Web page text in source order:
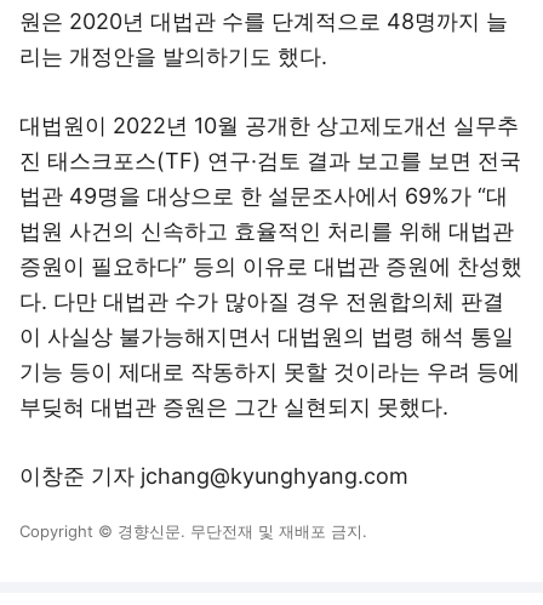
원은 2020년 대법관 수를 단계적으로 48명까지 늘
리는 개정안을 발의하기도 했다.
대법원이 2022년 10월 공개한 상고제도개선 실무추
진 태스크포스(TF) 연구·검토 결과 보고를 보면 전국
법관 49명을 대상으로 한 설문조사에서 69%가 “대
법원 사건의 신속하고 효율적인 처리를 위해 대법관
증원이 필요하다” 등의 이유로 대법관 증원에 찬성했
다. 다만 대법관 수가 많아질 경우 전원합의체 판결
이 사실상 불가능해지면서 대법원의 법령 해석 통일
기능 등이 제대로 작동하지 못할 것이라는 우려 등에
부딪혀 대법관 증원은 그간 실현되지 못했다.
이창준 기자 jchang@kyunghyang.com
Copyright © 경향신문. 무단전재 및 재배포 금지.